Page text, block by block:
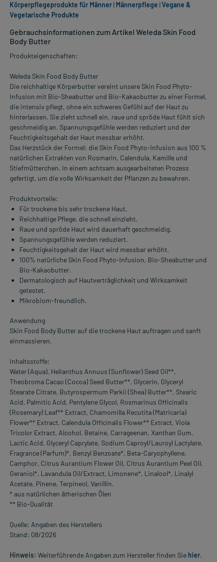
Gebrauchsinformationen zum Artikel Weleda Skin Food
Body Butter
Produkteigenschaften:
Weleda Skin Food Body Butter
Die reichhaltige Körperbutter vereint unsere Skin Food Phyto-
Infusion mit Bio-Sheabutter und Bio-Kakaobutter zu einer Formel,
die intensiv pflegt, ohne ein schweres Gefühl auf der Haut zu
hinterlassen. Sie zieht schnell ein, raue und spröde Haut fühlt sich
geschmeidig an. Spannungsgefühle werden reduziert und der
Feuchtigkeitsgehalt der Haut messbar erhöht.
Das Herzstück der Formel: die Skin Food Phyto-Infusion aus 100 %
natürlichen Extrakten von Rosmarin, Calendula, Kamille und
Stiefmütterchen. In einem achtsam ausgearbeiteten Prozess
gefertigt, um die volle Wirksamkeit der Pflanzen zu bewahren.
Produktvorteile:
Für trockene bis sehr trockene Haut.
Reichhaltige Pflege, die schnell einzieht.
Raue und spröde Haut wird dauerhaft geschmeidig.
Spannungsgefühle werden reduziert.
Feuchtigkeitsgehalt der Haut wird messbar erhöht.
100% natürliche Skin Food Phyto-Infusion, Bio-Sheabutter und
Bio-Kakaobutter.
Dermatologisch auf Hautverträglichkeit und Wirksamkeit
getestet.
Mikrobiom-freundlich.
Anwendung
Skin Food Body Butter auf die trockene Haut auftragen und sanft
einmassieren.
Inhaltsstoffe:
Water (Aqua), Helianthus Annuus (Sunflower) Seed Oil**,
Theobroma Cacao (Cocoa) Seed Butter**, Glycerin, Glyceryl
Stearate Citrate, Butyrospermum Parkii (Shea) Butter**, Stearic
Acid, Palmitic Acid, Pentylene Glycol, Rosmarinus Officinalis
(Rosemary) Leaf** Extract, Chamomilla Recutita (Matricaria)
Flower** Extract, Calendula Officinalis Flower** Extract, Viola
Tricolor Extract, Alcohol, Betaine, Carrageenan, Xanthan Gum,
Lactic Acid, Glyceryl Caprylate, Sodium Caproyl/Lauroyl Lactylate,
Fragrance (Parfum)*, Benzyl Benzoate*, Beta-Caryophyllene,
Camphor, Citrus Aurantium Flower Oil, Citrus Aurantium Peel Oil,
Geraniol*, Lavandula Oil/Extract, Limonene*, Linalool*, Linalyl
Acetate, Pinene, Terpineol, Vanillin.
* aus natürlichen ätherischen Ölen
** Bio-Qualität
Quelle: Angaben des Herstellers
Stand: 08/2026
Hinweis: Weiterführende Angaben zum Hersteller finden Sie hier.
Körperpflegeprodukte für Männer| Männerpflege |Vegane &
Vegetarische Produkte